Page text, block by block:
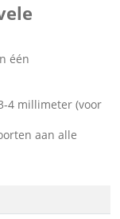
één
4 millimeter (voor
aan alle